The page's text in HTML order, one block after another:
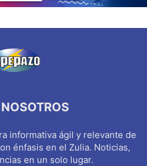
informativa ágil y relevante de
énfasis en el Zulia. Noticias,
en un solo lugar.